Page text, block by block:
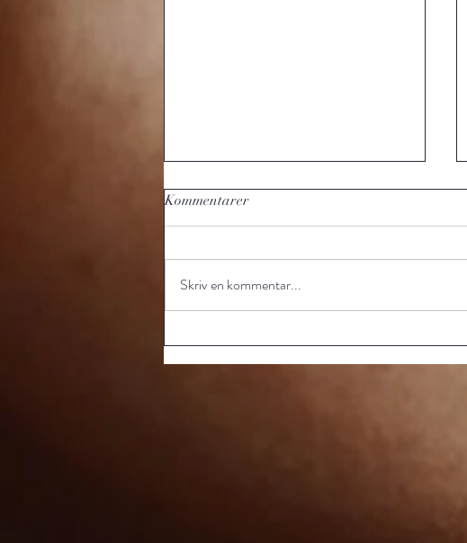
Plasmapen Plaxel +
Kommentarer
Skriv en kommentar...